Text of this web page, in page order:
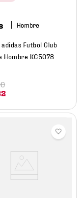
Hombre
Futbol Club
Hombre KC5078